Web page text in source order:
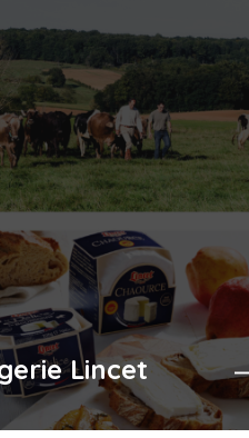
Lincet